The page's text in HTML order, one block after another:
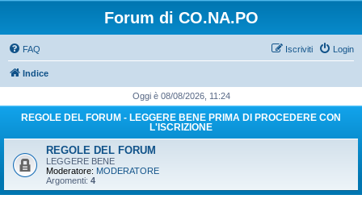
Forum di CO.NA.PO
FAQ Login
Iscriviti
Indice
Oggi è 08/08/2026, 11:24
REGOLE DEL FORUM - LEGGERE BENE PRIMA DI PROCEDERE CON
L'ISCRIZIONE
REGOLE DEL FORUM
LEGGERE BENE
Moderatore: MODERATORE
Argomenti: 4